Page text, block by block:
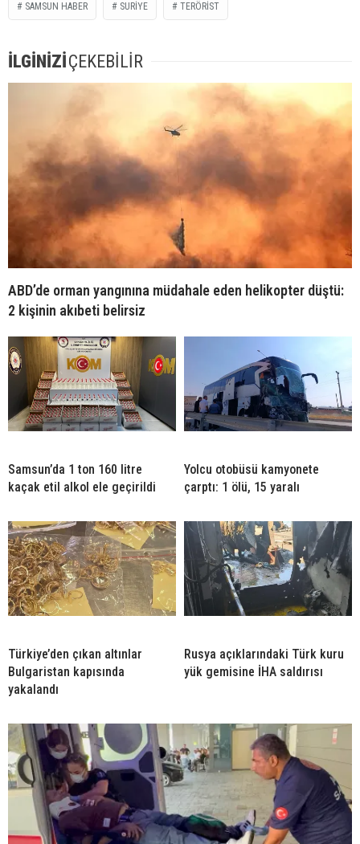
SAMSUN HABER SURİYE TERÖRİST
İLGİNİZİÇEKEBİLİR
ABD’de orman yangınına müdahale eden helikopter düştü:
2 kişinin akıbeti belirsiz
Samsun’da 1 ton 160 litre
kaçak etil alkol ele geçirildi
Yolcu otobüsü kamyonete
çarptı: 1 ölü, 15 yaralı
Türkiye’den çıkan altınlar
Bulgaristan kapısında
yakalandı
Rusya açıklarındaki Türk kuru
yük gemisine İHA saldırısı